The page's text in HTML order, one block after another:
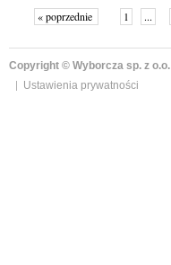
« poprzednie 1 ...
Copyright © Wyborcza sp. z o.o.
Ustawienia prywatności